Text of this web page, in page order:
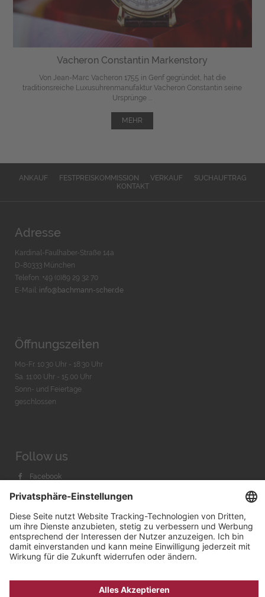
Vacheron Constantin Markenstory
Von Jean-Marc Vacheron 1755 in Genf gegründet, hat die
traditionsreiche Luxusuhrenmanufaktur Vacheron Constantin seine
Ursprünge ...
MEHR
ANKAUF FESTPREISKOMMISSION VERKAUF
SUCHAUFTRAG
KONTAKT
Adresse
Kardinal-Faulhaber-Straße 14a
D-80333 München
Telefon: +49 (0)89 29 32 70
E-Mail: info@bachmann-scher.de
Öffnungszeiten
Mo-Fr. 10:30 Uhr - 18:30 Uhr
Sa. 11:00 Uhr - 15.00 Uhr
Sonn- und Feiertage
geschlossen
Follow us
Facebook
Youtube
Bachmann & Scher GmbH / Watchandco GmbH